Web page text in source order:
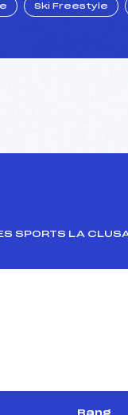
Ski Freestyle
SPORTS LA
Rang